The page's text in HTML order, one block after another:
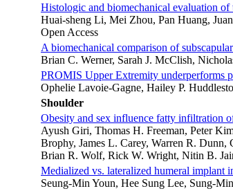
Histologic and biomechanical evaluation
Huai-sheng Li, Mei Zhou, Pan Huang,
Open Access
A biomechanical comparison of
Brian C. Werner, Sarah J. McClish,
PROMIS Upper Extremity underperforms
Ophelie Lavoie-Gagne, Hailey P.
Shoulder
Obesity and sex influence fatty infiltration
Ayush Giri, Thomas H. Freeman, Peter
Brophy, James L. Carey, Warren R.
Brian R. Wolf, Rick W. Wright, Nitin B.
Medialized vs. lateralized humeral implant
Seung-Min Youn, Hee Sung Lee, Sung-